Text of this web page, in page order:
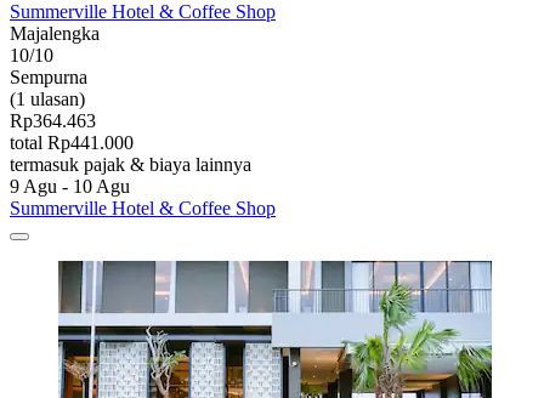
Summerville Hotel & Coffee Shop
Majalengka
10/10
Sempurna
(1 ulasan)
Rp364.463
total Rp441.000
termasuk pajak & biaya lainnya
9 Agu - 10 Agu
Summerville Hotel & Coffee Shop